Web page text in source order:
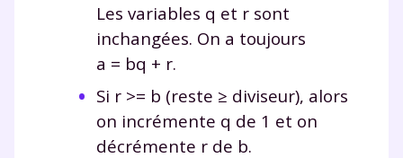
Les variables q et r sont
inchangées. On a toujours
a = bq + r.
Si r >= b (reste ≥ diviseur), alors
on incrémente q de 1 et on
décrémente r de b.